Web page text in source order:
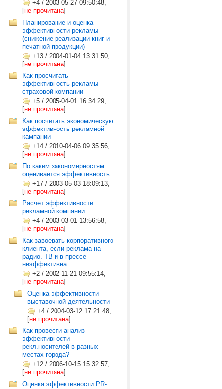
+4 / 2003-05-27 09:50:48,
[не прочитана]
Планирование и оценка
эффективности рекламы
(снижение реализации книг и
печатной продукции)
+13 / 2004-01-04 13:31:50,
[не прочитана]
Как просчитать
эффективность рекламы
страховой компании
+5 / 2005-04-01 16:34:29,
[не прочитана]
Как посчитать экономическую
эффективность рекламной
кампании
+14 / 2010-04-06 09:35:56,
[не прочитана]
По каким закономерностям
оценивается эффективность
+17 / 2003-05-03 18:09:13,
[не прочитана]
Расчет эффективности
рекламной компании
+4 / 2003-03-01 13:56:58,
[не прочитана]
Как завоевать корпоративного
клиента, если реклама на
радио, ТВ и в прессе
неэффективна
+2 / 2002-11-21 09:55:14,
[не прочитана]
Оценка эффективности
выставочной деятельности
+4 / 2004-03-12 17:21:48,
[не прочитана]
Как провести анализ
эффективности
рекл.носителей в разных
местах города?
+12 / 2006-10-15 15:32:57,
[не прочитана]
Оценка эффективности PR-